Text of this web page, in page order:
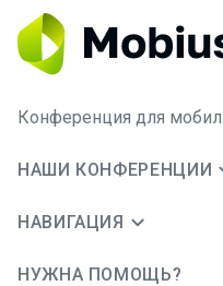
Конференция для
НАШИ КОНФЕРЕНЦИИ
НАВИГАЦИЯ
НУЖНА ПОМОЩЬ?